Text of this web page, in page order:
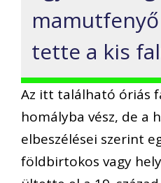
tette a kis
Az itt található óriás
homályba vész, de a
elbeszélései szerint
földbirtokos vagy